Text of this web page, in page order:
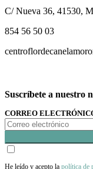
C/ Nueva 36, 41530,
854 56 50 03
Suscríbete a nuestro
CORREO
He leído y acepto la política de